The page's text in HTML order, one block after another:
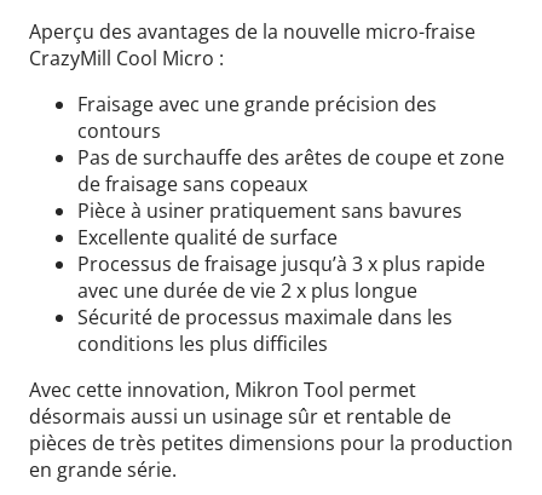
Aperçu des avantages de la nouvelle micro-fraise
CrazyMill Cool Micro :
Fraisage avec une grande précision des
contours
Pas de surchauffe des arêtes de coupe et zone
de fraisage sans copeaux
Pièce à usiner pratiquement sans bavures
Excellente qualité de surface
Processus de fraisage jusqu’à 3 x plus rapide
avec une durée de vie 2 x plus longue
Sécurité de processus maximale dans les
conditions les plus difficiles
Avec cette innovation, Mikron Tool permet
désormais aussi un usinage sûr et rentable de
pièces de très petites dimensions pour la production
en grande série.